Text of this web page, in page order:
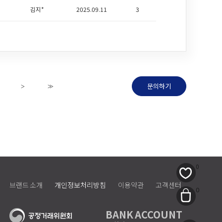
0
0
김지* 2025.09.11 3
문의하기
> >>
브랜드 소개 개인정보처리방침 이용약관 고객센터
BANK ACCOUNT